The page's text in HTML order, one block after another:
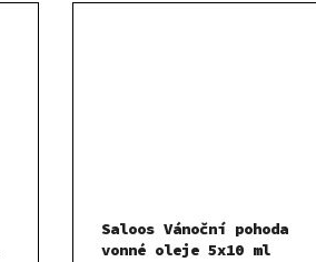
Saloos Vánoční pohoda
vonné oleje 5x10 ml